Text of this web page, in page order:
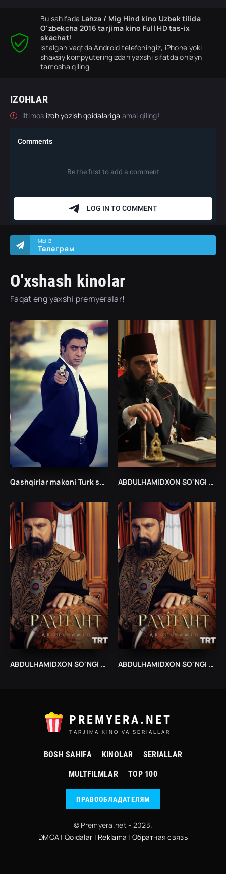
Bu sahifada Lahza / Mig Hind kino Uzbek tilida
O'zbekcha 2016 tarjima kino Full HD tas-ix
skachat!
Istalgan vaqtda Android telefoningiz, iPhone yoki
shaxsiy kompyuteringizdan yaxshi sifatda onlayn
tamosha qiling.
IZOHLAR
Iltimos izoh yozish qoidalariga amal qiling!
O'xshash kinolar
Faqat eng yaxshi premyeralar!
МЫ В
Телеграм
Qashqirlar makoni Turk seriali ABDULHAMIDXON SO'NGI IMPERATOR /АБДУХАМИДХОН СЎНГИ ИМПЕРАТОР/ 545, 546, 547, 548, 549, 550, 551 FINAL BARCHA QISMLAR UZBEK TILIDA
ABDULHAMIDXON SO'NGI IMPERATOR /АБДУХАМИДХОН СЎНГИ ИМПЕРАТОР/ 545, 546, 547, 548, 549, 550, 551 FINAL BARCHA QISMLAR UZBEK TILIDA ABDULHAMIDXON SO'NGI IMPERATOR /АБДУХАМИДХОН СЎНГИ ИМПЕРАТОР/ 545, 546, 547, 548, 549, 550, 551 FINAL BARCHA QISMLAR UZBEK TILIDA
PREMYERA.NET
TARJIMA KINO VA SERIALLAR
BOSH SAHIFA KINOLAR SERIALLAR
MULTFILMLAR TOP 100
ПРАВООБЛАДАТЕЛЯМ
© Premyera.net - 2023.
DMCA |Qoidalar | Reklama | Обратная связь